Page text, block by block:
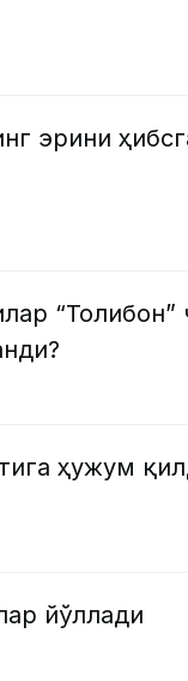
эрини
“Толибон”
ҳужум
йўллади